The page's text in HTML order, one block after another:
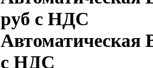
руб с НДС
Автоматическая
с НДС